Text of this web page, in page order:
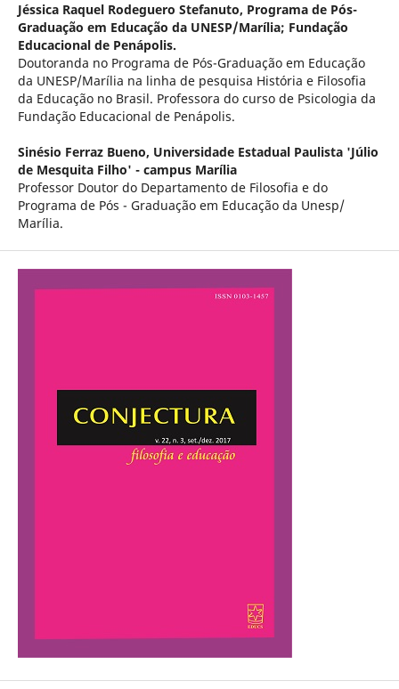
Jéssica Raquel Rodeguero Stefanuto, Programa de Pós-
Graduação em Educação da UNESP/Marília; Fundação
Educacional de Penápolis.
Doutoranda no Programa de Pós-Graduação em Educação
da UNESP/Marília na linha de pesquisa História e Filosofia
da Educação no Brasil. Professora do curso de Psicologia da
Fundação Educacional de Penápolis.
Sinésio Ferraz Bueno, Universidade Estadual Paulista 'Júlio
de Mesquita Filho' - campus Marília
Professor Doutor do Departamento de Filosofia e do
Programa de Pós - Graduação em Educação da Unesp/
Marília.